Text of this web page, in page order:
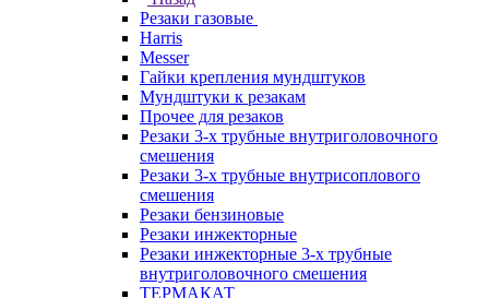
Резаки газовые
Harris
Messer
Гайки крепления мундштуков
Мундштуки к резакам
Прочее для резаков
Резаки 3-х трубные внутриголовочного
смешения
Резаки 3-х трубные внутрисоплового
смешения
Резаки бензиновые
Резаки инжекторные
Резаки инжекторные 3-х трубные
внутриголовочного смешения
ТЕРМАКАТ